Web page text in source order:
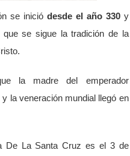
se iniciódesde el año 330y
se sigue la tradición de la
la madre del emperador
la veneración mundial llegó en
De La Santa Cruz es el 3 de